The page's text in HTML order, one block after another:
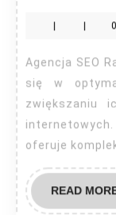
| |
Agencja SEO Radomsko to firma, która specjalizuje
się w
zwiększaniu
oferuje
READ